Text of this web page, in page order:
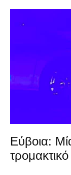
Εύβοια: